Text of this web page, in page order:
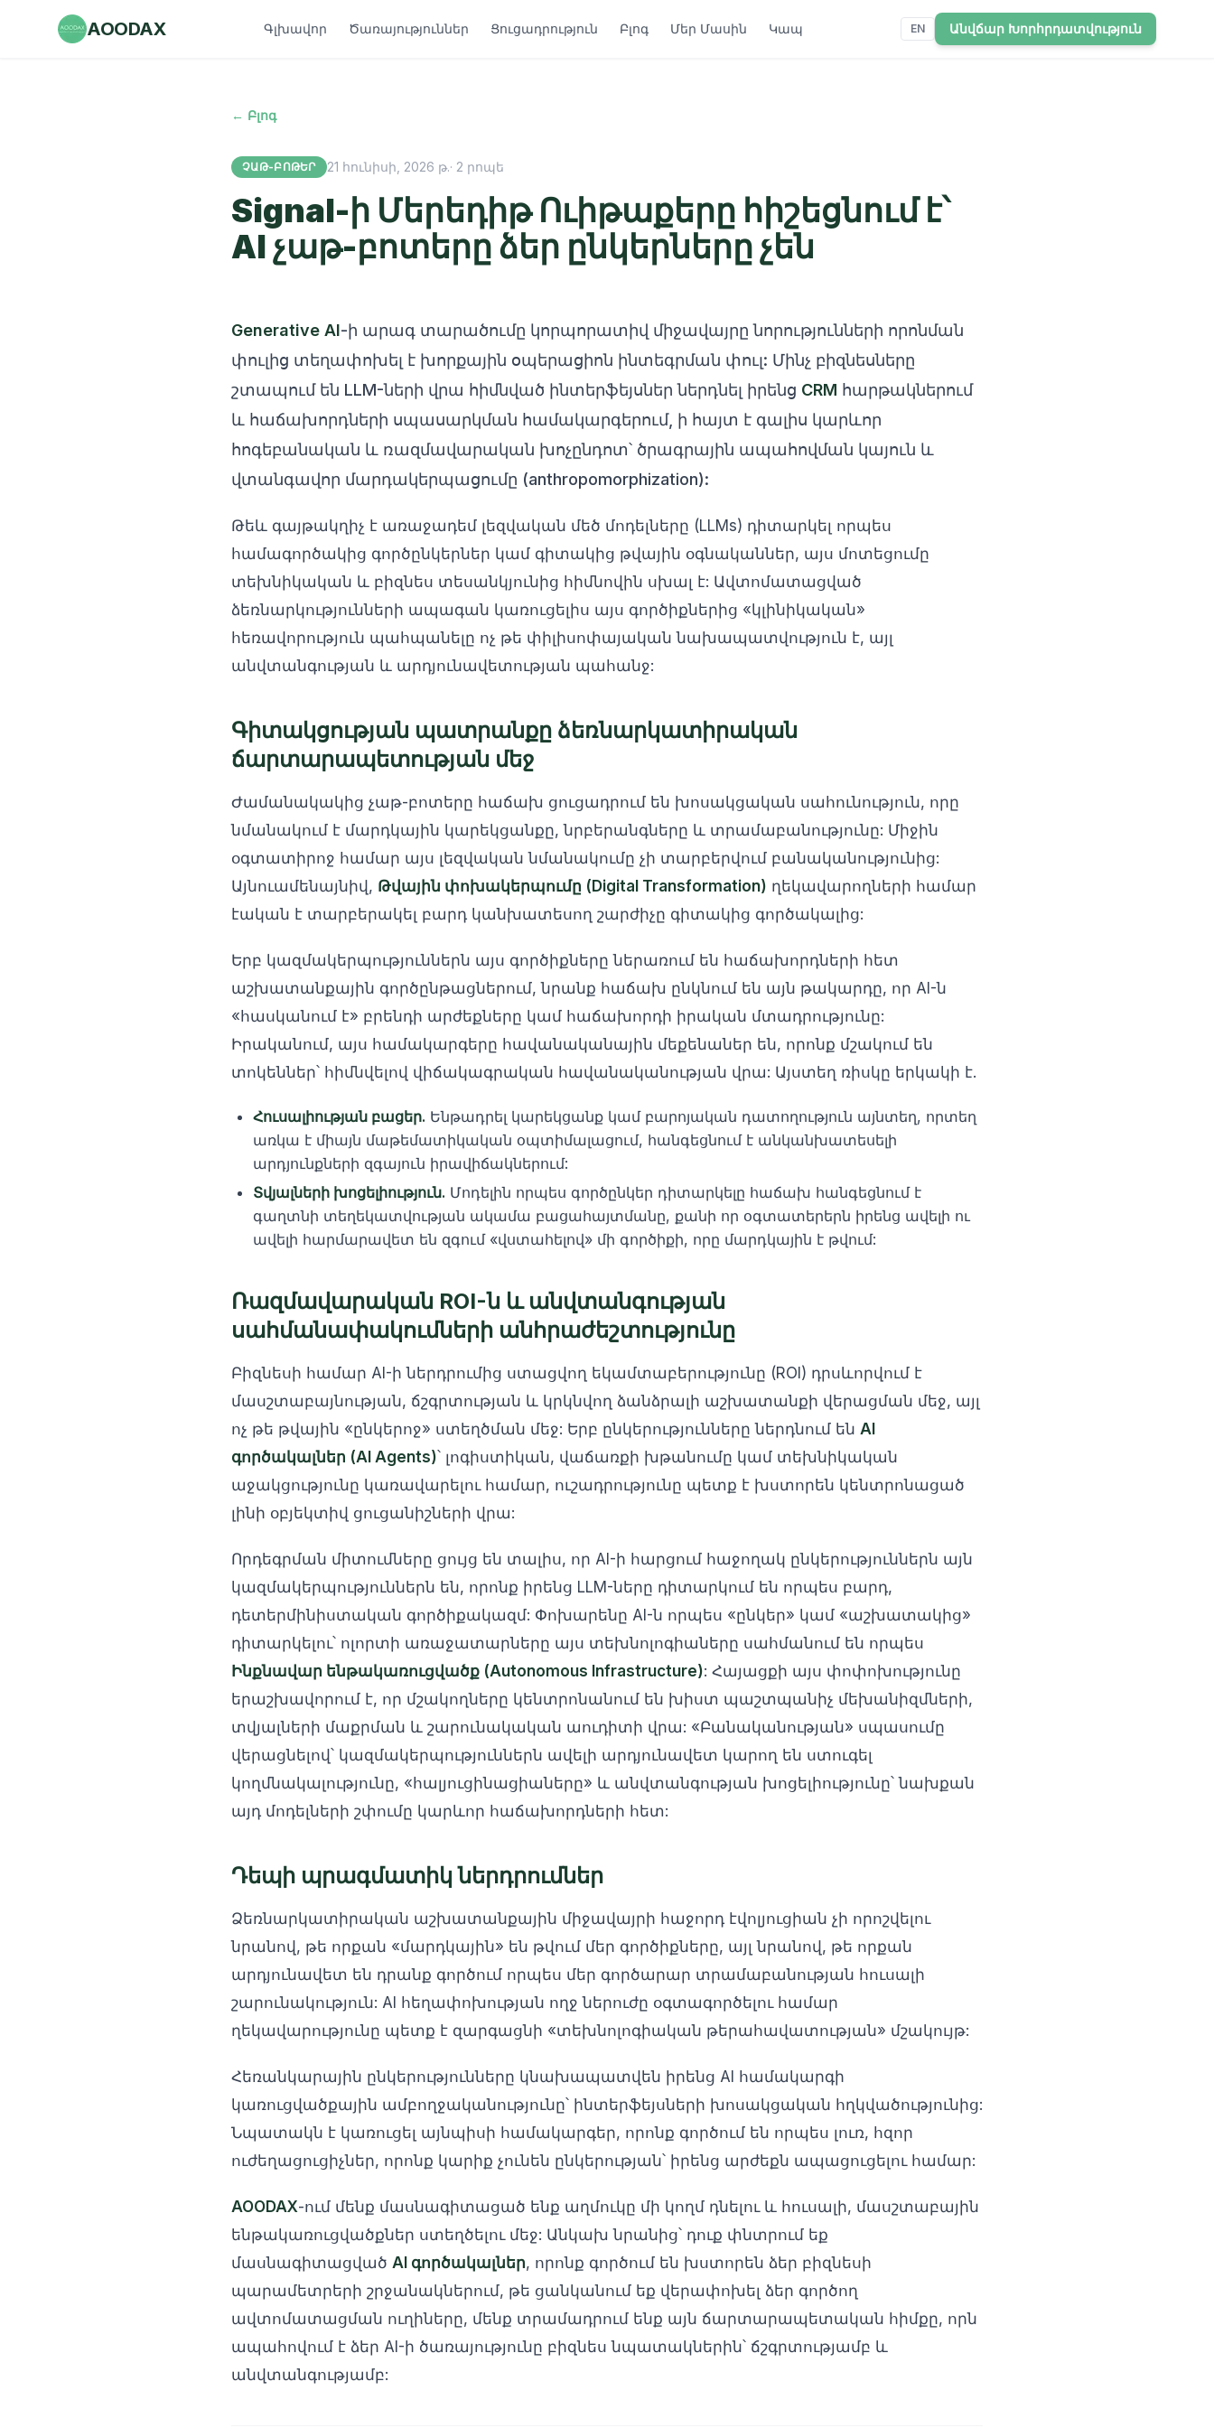
AOODAX Գլխավոր Ծառայություններ Ցուցադրություն Բլոգ Մեր Մասին Կապ EN Անվճար Խորհրդատվություն
← Բլոգ
ՉԱԹ-ԲՈԹԵՐ 21 հունիսի, 2026 թ.· 2 րոպե
Signal-ի Մերեդիթ Ուիթաքերը հիշեցնում է՝
AI չաթ-բոտերը ձեր ընկերները չեն
Generative AI-ի արագ տարածումը կորպորատիվ միջավայրը նորությունների որոնման
փուլից տեղափոխել է խորքային օպերացիոն ինտեգրման փուլ: Մինչ բիզնեսները
շտապում են LLM-ների վրա հիմնված ինտերֆեյսներ ներդնել իրենց CRM հարթակներում
և հաճախորդների սպասարկման համակարգերում, ի հայտ է գալիս կարևոր
հոգեբանական և ռազմավարական խոչընդոտ՝ ծրագրային ապահովման կայուն և
վտանգավոր մարդակերպացումը (anthropomorphization):
Թեև գայթակղիչ է առաջադեմ լեզվական մեծ մոդելները (LLMs) դիտարկել որպես
համագործակից գործընկերներ կամ գիտակից թվային օգնականներ, այս մոտեցումը
տեխնիկական և բիզնես տեսանկյունից հիմնովին սխալ է: Ավտոմատացված
ձեռնարկությունների ապագան կառուցելիս այս գործիքներից «կլինիկական»
հեռավորություն պահպանելը ոչ թե փիլիսոփայական նախապատվություն է, այլ
անվտանգության և արդյունավետության պահանջ:
Գիտակցության պատրանքը ձեռնարկատիրական
ճարտարապետության մեջ
Ժամանակակից չաթ-բոտերը հաճախ ցուցադրում են խոսակցական սահունություն, որը
նմանակում է մարդկային կարեկցանքը, նրբերանգները և տրամաբանությունը: Միջին
օգտատիրոջ համար այս լեզվական նմանակումը չի տարբերվում բանականությունից:
Այնուամենայնիվ, Թվային փոխակերպումը (Digital Transformation) ղեկավարողների համար
էական է տարբերակել բարդ կանխատեսող շարժիչը գիտակից գործակալից:
Երբ կազմակերպություններն այս գործիքները ներառում են հաճախորդների հետ
աշխատանքային գործընթացներում, նրանք հաճախ ընկնում են այն թակարդը, որ AI-ն
«հասկանում է» բրենդի արժեքները կամ հաճախորդի իրական մտադրությունը:
Իրականում, այս համակարգերը հավանականային մեքենաներ են, որոնք մշակում են
տոկեններ՝ հիմնվելով վիճակագրական հավանականության վրա: Այստեղ ռիսկը երկակի է.
Հուսալիության բացեր. Ենթադրել կարեկցանք կամ բարոյական դատողություն այնտեղ, որտեղ
առկա է միայն մաթեմատիկական օպտիմալացում, հանգեցնում է անկանխատեսելի
արդյունքների զգայուն իրավիճակներում:
Տվյալների խոցելիություն. Մոդելին որպես գործընկեր դիտարկելը հաճախ հանգեցնում է
գաղտնի տեղեկատվության ակամա բացահայտմանը, քանի որ օգտատերերն իրենց ավելի ու
ավելի հարմարավետ են զգում «վստահելով» մի գործիքի, որը մարդկային է թվում:
Ռազմավարական ROI-ն և անվտանգության
սահմանափակումների անհրաժեշտությունը
Բիզնեսի համար AI-ի ներդրումից ստացվող եկամտաբերությունը (ROI) դրսևորվում է
մասշտաբայնության, ճշգրտության և կրկնվող ձանձրալի աշխատանքի վերացման մեջ, այլ
ոչ թե թվային «ընկերոջ» ստեղծման մեջ: Երբ ընկերությունները ներդնում են AI
գործակալներ (AI Agents)՝ լոգիստիկան, վաճառքի խթանումը կամ տեխնիկական
աջակցությունը կառավարելու համար, ուշադրությունը պետք է խստորեն կենտրոնացած
լինի օբյեկտիվ ցուցանիշների վրա:
Որդեգրման միտումները ցույց են տալիս, որ AI-ի հարցում հաջողակ ընկերություններն այն
կազմակերպություններն են, որոնք իրենց LLM-ները դիտարկում են որպես բարդ,
դետերմինիստական գործիքակազմ: Փոխարենը AI-ն որպես «ընկեր» կամ «աշխատակից»
դիտարկելու՝ ոլորտի առաջատարները այս տեխնոլոգիաները սահմանում են որպես
Ինքնավար ենթակառուցվածք (Autonomous Infrastructure): Հայացքի այս փոփոխությունը
երաշխավորում է, որ մշակողները կենտրոնանում են խիստ պաշտպանիչ մեխանիզմների,
տվյալների մաքրման և շարունակական աուդիտի վրա: «Բանականության» սպասումը
վերացնելով՝ կազմակերպություններն ավելի արդյունավետ կարող են ստուգել
կողմնակալությունը, «հալյուցինացիաները» և անվտանգության խոցելիությունը՝ նախքան
այդ մոդելների շփումը կարևոր հաճախորդների հետ:
Դեպի պրագմատիկ ներդրումներ
Ձեռնարկատիրական աշխատանքային միջավայրի հաջորդ էվոլյուցիան չի որոշվելու
նրանով, թե որքան «մարդկային» են թվում մեր գործիքները, այլ նրանով, թե որքան
արդյունավետ են դրանք գործում որպես մեր գործարար տրամաբանության հուսալի
շարունակություն: AI հեղափոխության ողջ ներուժը օգտագործելու համար
ղեկավարությունը պետք է զարգացնի «տեխնոլոգիական թերահավատության» մշակույթ:
Հեռանկարային ընկերությունները կնախապատվեն իրենց AI համակարգի
կառուցվածքային ամբողջականությունը՝ ինտերֆեյսների խոսակցական հղկվածությունից:
Նպատակն է կառուցել այնպիսի համակարգեր, որոնք գործում են որպես լուռ, հզոր
ուժեղացուցիչներ, որոնք կարիք չունեն ընկերության՝ իրենց արժեքն ապացուցելու համար:
AOODAX-ում մենք մասնագիտացած ենք աղմուկը մի կողմ դնելու և հուսալի, մասշտաբային
ենթակառուցվածքներ ստեղծելու մեջ: Անկախ նրանից՝ դուք փնտրում եք
մասնագիտացված AI գործակալներ, որոնք գործում են խստորեն ձեր բիզնեսի
պարամետրերի շրջանակներում, թե ցանկանում եք վերափոխել ձեր գործող
ավտոմատացման ուղիները, մենք տրամադրում ենք այն ճարտարապետական հիմքը, որն
ապահովում է ձեր AI-ի ծառայությունը բիզնես նպատակներին՝ ճշգրտությամբ և
անվտանգությամբ: